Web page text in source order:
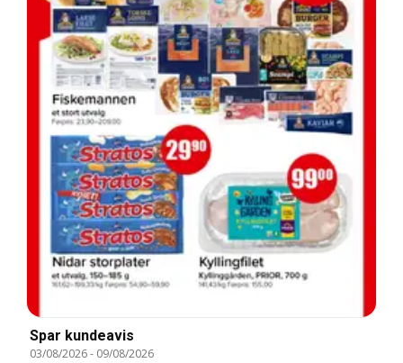
Spar kundeavis
03/08/2026- 09/08/2026